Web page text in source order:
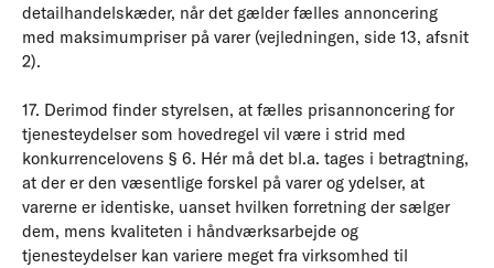
detailhandelskæder, når det gælder fælles annoncering
med maksimumpriser på varer (vejledningen, side 13, afsnit
2).
17. Derimod finder styrelsen, at fælles prisannoncering for
tjenesteydelser som hovedregel vil være i strid med
konkurrencelovens § 6. Hér må det bl.a. tages i betragtning,
at der er den væsentlige forskel på varer og ydelser, at
varerne er identiske, uanset hvilken forretning der sælger
dem, mens kvaliteten i håndværksarbejde og
tjenesteydelser kan variere meget fra virksomhed til